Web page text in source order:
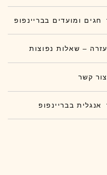
חגים ומועדים בבריינפופ
עזרה – שאלות נפוצות
צור קשר
אנגלית בבריינפופ